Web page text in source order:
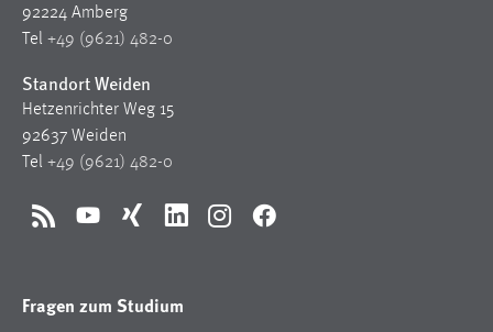
92224 Amberg
Tel +49 (9621) 482-0
Standort Weiden
Hetzenrichter Weg 15
92637 Weiden
Tel +49 (9621) 482-0
RSS YouTubeXing LinkedInInstagramFacebook
Fragen zum Studium
Wird benötigt um die Chatfunktion nutzen zu können.
Cookie Laufzeit:
MibewSessionID, mibew-chat-frame-style-
Jahre, MIBEW_UserID = 1 Jahr
Name:
Zweck:
Dieser Cookie ist notwendig um sich an der Website